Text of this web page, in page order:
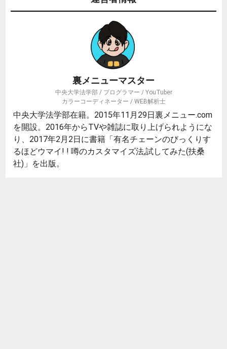
裏メニューマスター
中央大学法学部 / プログラマー / YouTuber
カラーコーディネーター / WEB解析士
中央大学法学部在籍。2015年11月29日裏メニュー.com
を開設。2016年からTVや雑誌に取り上げられようにな
り、2017年2月2日に書籍「有名チェーンのびっくりす
るほどウマイ! ! 噂のカスタマイズ法,試してみた(扶桑
社)」を出版。